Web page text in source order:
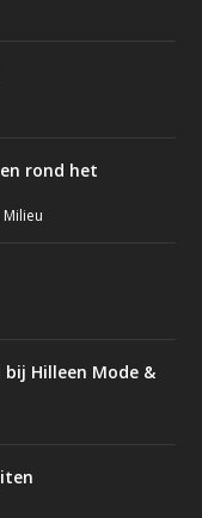
rond het
bij Hilleen Mode &